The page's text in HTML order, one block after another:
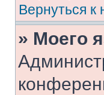
Вернуться к
» Моего